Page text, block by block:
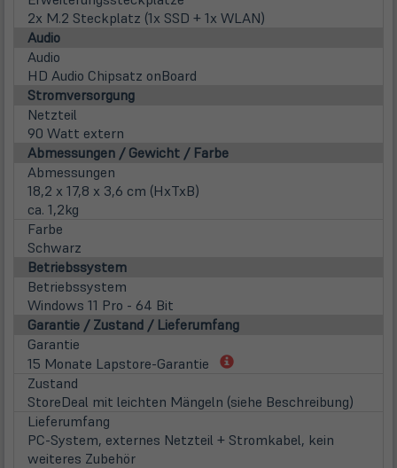
2x M.2 Steckplatz (1x SSD + 1x WLAN)
Audio
Audio
HD Audio Chipsatz onBoard
Stromversorgung
Netzteil
90 Watt extern
Abmessungen / Gewicht / Farbe
Abmessungen
18,2 x 17,8 x 3,6 cm (HxTxB)
ca. 1,2kg
Farbe
Schwarz
Betriebssystem
Betriebssystem
Windows 11 Pro - 64 Bit
Garantie / Zustand / Lieferumfang
Garantie
15 Monate Lapstore-Garantie
(öffnet
neuem
Zustand
StoreDeal mit leichten Mängeln (siehe Beschreibung)
Lieferumfang
PC-System, externes Netzteil + Stromkabel, kein
weiteres Zubehör